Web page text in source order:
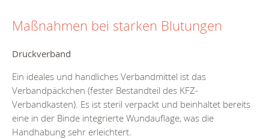
Maßnahmen bei starken Blutungen
Druckverband
Ein ideales und handliches Verbandmittel ist das
Verbandpäckchen (fester Bestandteil des KFZ-
Verbandkasten). Es ist steril verpackt und beinhaltet bereits
eine in der Binde integrierte Wundauflage, was die
Handhabung sehr erleichtert.